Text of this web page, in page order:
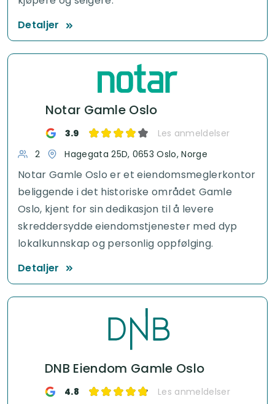
Detaljer
Notar Gamle Oslo
3.9 Les anmeldelser
Notar Gamle Oslo er et eiendomsmeglerkontor
beliggende i det historiske området Gamle
Oslo, kjent for sin dedikasjon til å levere
skreddersydde eiendomstjenester med dyp
lokalkunnskap og personlig oppfølging.
2 Hagegata 25D, 0653 Oslo, Norge
Detaljer
DNB Eiendom Gamle Oslo
4.8 Les anmeldelser